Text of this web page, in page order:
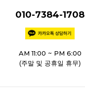
010-7384-1708
AM 11:00 ~ PM 6:00
(주말 및 공휴일 휴무)